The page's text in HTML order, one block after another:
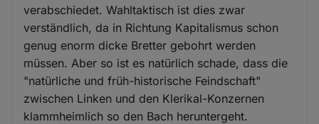
verabschiedet. Wahltaktisch ist dies zwar
verständlich, da in Richtung Kapitalismus schon
genug enorm dicke Bretter gebohrt werden
müssen. Aber so ist es natürlich schade, dass die
"natürliche und früh-historische Feindschaft"
zwischen Linken und den Klerikal-Konzernen
klammheimlich so den Bach heruntergeht.